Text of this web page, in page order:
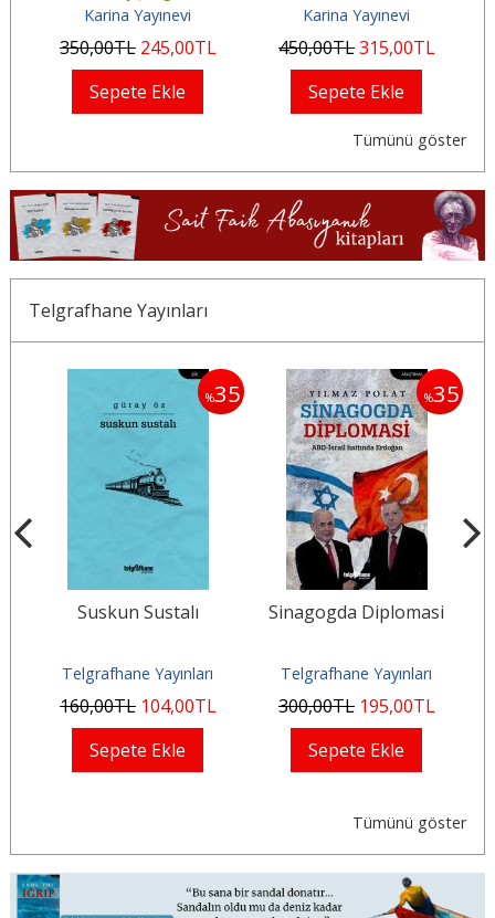
Karina Yayınevi
350,00TL 245,00TL
Sepete Ekle
Karina Yayınevi
450,00TL315,00TL
Sepete Ekle
Tümünü göster
Telgrafhane Yayınları
%35
Suskun Sustalı
Telgrafhane Yayınları
160,00TL 104,00TL
Sepete Ekle
%35
Sinagogda Diplomasi
Telgrafhane Yayınları
300,00TL 195,00TL
Sepete Ekle
Tümünü göster